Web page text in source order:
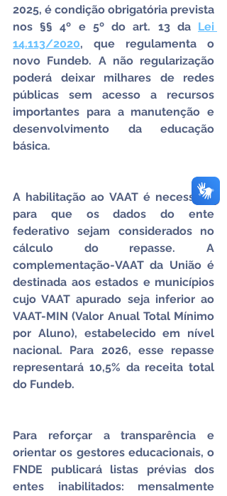
2025, é condição obrigatória prevista
nos §§ 4º e 5º do art. 13 da Lei
14.113/2020, que regulamenta o
novo Fundeb. A não regularização
poderá deixar milhares de redes
públicas sem acesso a recursos
importantes para a manutenção e
desenvolvimento da educação
básica.
A habilitação ao VAAT é necessária
para que os dados do ente
federativo sejam considerados no
cálculo do repasse. A
complementação-VAAT da União é
destinada aos estados e municípios
cujo VAAT apurado seja inferior ao
VAAT-MIN (Valor Anual Total Mínimo
por Aluno), estabelecido em nível
nacional. Para 2026, esse repasse
representará 10,5% da receita total
do Fundeb.
Para reforçar a transparência e
orientar os gestores educacionais, o
FNDE publicará listas prévias dos
entes inabilitados: mensalmente